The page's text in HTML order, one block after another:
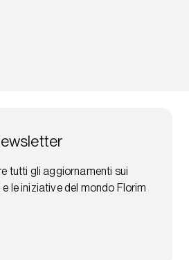
tutti gli aggiornamenti sui
le iniziative del mondo Florim